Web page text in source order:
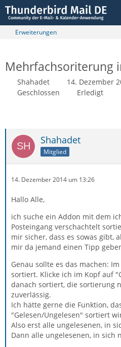
Erweiterungen
Mehrfachsoriterung
Shahadet
14. Dezember
Geschlossen
Erledigt
Shahadet
Mitglied
14. Dezember 2014 um 13:26
Hallo Alle,
ich suche ein Addon mit dem
Posteingang verschachtelt
mir sicher, dass es sowas gibt,
mir da jemand einen Tipp
Genau sollte es das machen:
sortiert. Klicke ich im Kopf auf
danach sortiert, die sortierung
zuverlässig.
Ich hätte gerne die Funktion,
"Gelesen/Ungelesen" sortiert
Also erst alle ungelesenen, in
Dann alle ungelesenen, in sich